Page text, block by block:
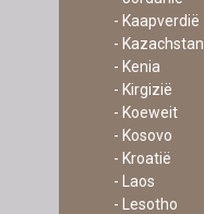
- Kaapverdië
- Kazachstan
- Kenia
- Kirgizië
- Koeweit
- Kosovo
- Kroatië
- Laos
- Lesotho